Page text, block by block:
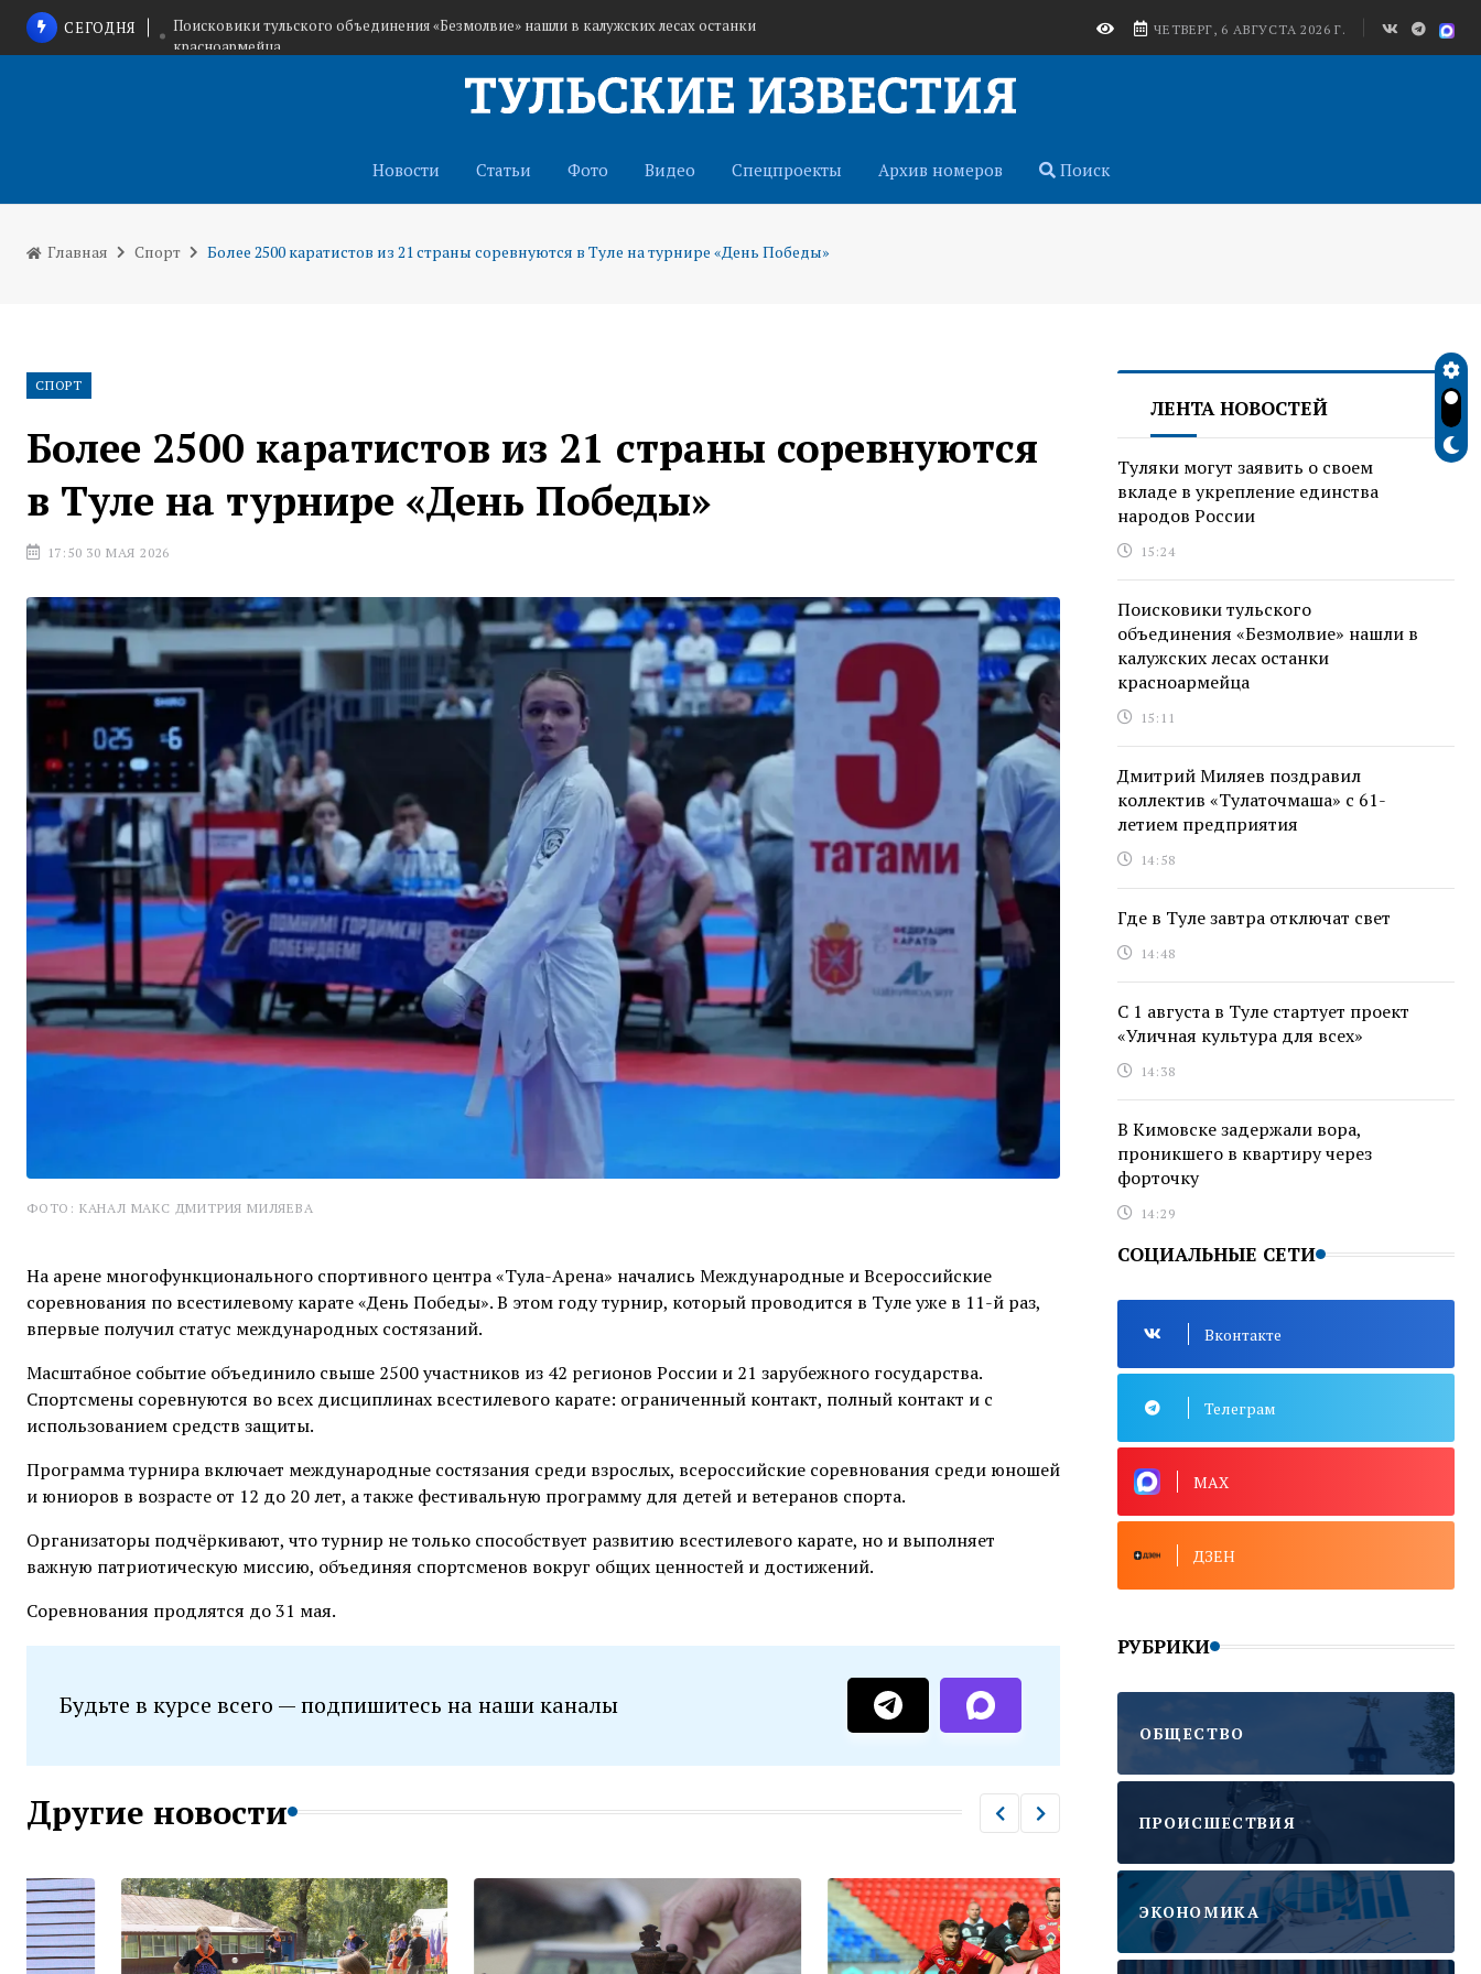
СЕГОДНЯ
Поисковики тульского объединения «Безмолвие» нашли в калужских лесах останки
красноармейца
Туляки могут заявить о своем вкладе в укрепление единства народов России
ЧЕТВЕРГ, 6 АВГУСТА 2026 Г.
Новости Статьи Фото Видео Спецпроекты Архив номеров Поиск
Главная Спорт Более 2500 каратистов из 21 страны соревнуются в Туле на турнире «День Победы»
СПОРТ
Более 2500 каратистов из 21 страны соревнуются
в Туле на турнире «День Победы»
17:50 30 МАЯ 2026
ФОТО: КАНАЛ МАКС ДМИТРИЯ МИЛЯЕВА
На арене многофункционального спортивного центра «Тула-Арена» начались Международные и Всероссийские
соревнования по всестилевому карате «День Победы». В этом году турнир, который проводится в Туле уже в 11-й раз,
впервые получил статус международных состязаний.
Масштабное событие объединило свыше 2500 участников из 42 регионов России и 21 зарубежного государства.
Спортсмены соревнуются во всех дисциплинах всестилевого карате: ограниченный контакт, полный контакт и с
использованием средств защиты.
Программа турнира включает международные состязания среди взрослых, всероссийские соревнования среди юношей
и юниоров в возрасте от 12 до 20 лет, а также фестивальную программу для детей и ветеранов спорта.
Организаторы подчёркивают, что турнир не только способствует развитию всестилевого карате, но и выполняет
важную патриотическую миссию, объединяя спортсменов вокруг общих ценностей и достижений.
Соревнования продлятся до 31 мая.
Будьте в курсе всего — подпишитесь на наши каналы
Другие новости
ЛЕНТА НОВОСТЕЙ
Туляки могут заявить о своем
вкладе в укрепление единства
народов России
15:24
Поисковики тульского
объединения «Безмолвие» нашли в
калужских лесах останки
красноармейца
15:11
Дмитрий Миляев поздравил
коллектив «Тулаточмаша» с 61-
летием предприятия
14:58
Где в Туле завтра отключат свет
14:48
С 1 августа в Туле стартует проект
«Уличная культура для всех»
14:38
В Кимовске задержали вора,
проникшего в квартиру через
форточку
14:29
СОЦИАЛЬНЫЕ СЕТИ
Вконтакте
Телеграм
MAX
ДЗЕН
РУБРИКИ
ОБЩЕСТВО
ПРОИСШЕСТВИЯ
ЭКОНОМИКА